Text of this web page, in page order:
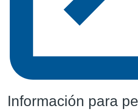
Información para